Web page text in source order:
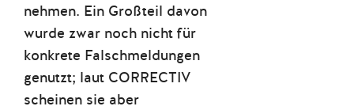
nehmen. Ein Großteil davon
wurde zwar noch nicht für
konkrete Falschmeldungen
genutzt; laut CORRECTIV
scheinen sie aber